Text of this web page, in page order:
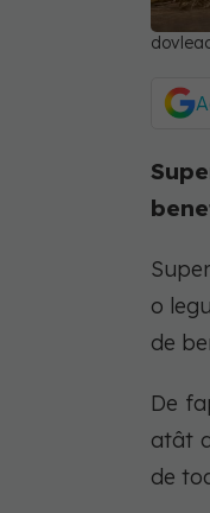
o
de
De
atât
de